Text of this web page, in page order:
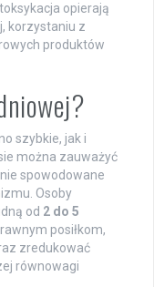
opierają
korzystaniu z
produktów
szybkie, jak i
można zauważyć
spowodowane
Osoby
od 2 do 5
posiłkom,
zredukować
równowagi